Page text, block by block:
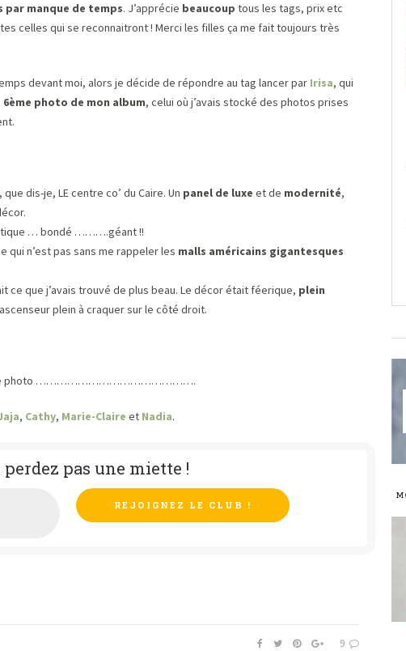
par manque de temps. J’apprécie beaucoup tous les tags, prix etc
celles qui se reconnaitront ! Merci les filles ça me fait toujours très
devant moi, alors je décide de répondre au tag lancer par Irisa, qui
6ème photo de mon album, celui où j’avais stocké des photos prises
dis-je, LE centre co’ du Caire. Un panel de luxe et de modernité,
… bondé ……….géant !!
qui n’est pas sans me rappeler les malls américains gigantesques
ce que j’avais trouvé de plus beau. Le décor était féerique, plein
plein à craquer sur le côté droit.
7ème photo ……………………………………….
, Cathy, Marie-Claire et Nadia.
perdez pas une miette !
9